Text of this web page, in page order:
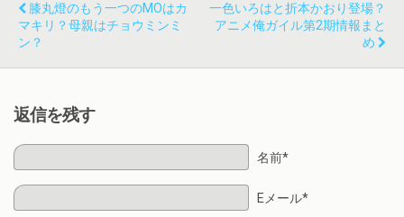
膝丸燈のもう一つのMOはカ
マキリ？母親はチョウミンミ
ン？
一色いろはと折本かおり登場？
アニメ俺ガイル第2期情報まと
め
返信を残す
名前*
Eメール*